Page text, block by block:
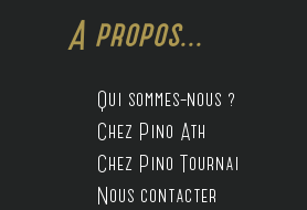
A propos...
Qui sommes-nous ?
Chez Pino Ath
Chez Pino Tournai
Nous contacter